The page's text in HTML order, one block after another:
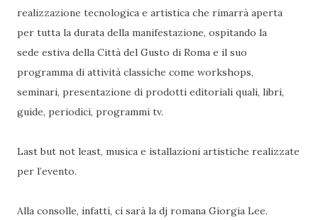
realizzazione tecnologica e artistica che rimarrà aperta
per tutta la durata della manifestazione, ospitando la
sede estiva della Città del Gusto di Roma e il suo
programma di attività classiche come workshops,
seminari, presentazione di prodotti editoriali quali, libri,
guide, periodici, programmi tv.
Last but not least, musica e istallazioni artistiche realizzate
per l’evento.
Alla consolle, infatti, ci sarà la dj romana Giorgia Lee.